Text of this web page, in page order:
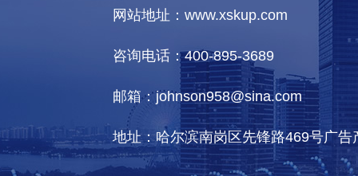
网站地址：www.xskup.com
咨询电话：400-895-3689
邮箱：johnson958@sina.com
地址：哈尔滨南岗区先锋路469号广